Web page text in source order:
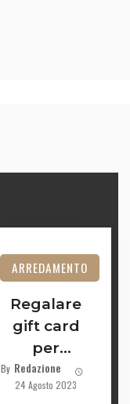
ARREDAMENTO
Regalare
gift card
per
l’arredame
nto della
By Redazione
24 Agosto 2023